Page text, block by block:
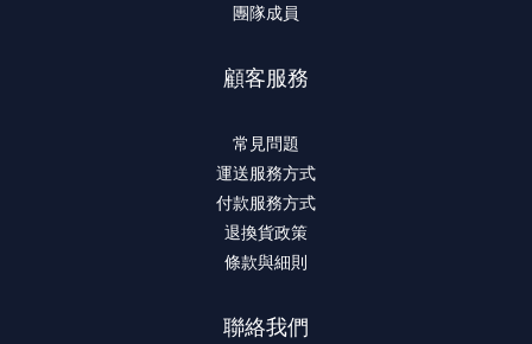
團隊成員
顧客服務
常見問題
運送服務方式
付款服務方式
退換貨政策
條款與細則
聯絡我們